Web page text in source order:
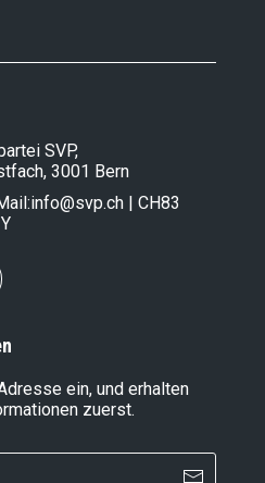
SVP,
3001 Bern
info@svp.ch | CH83
ein, und erhalten
zuerst.